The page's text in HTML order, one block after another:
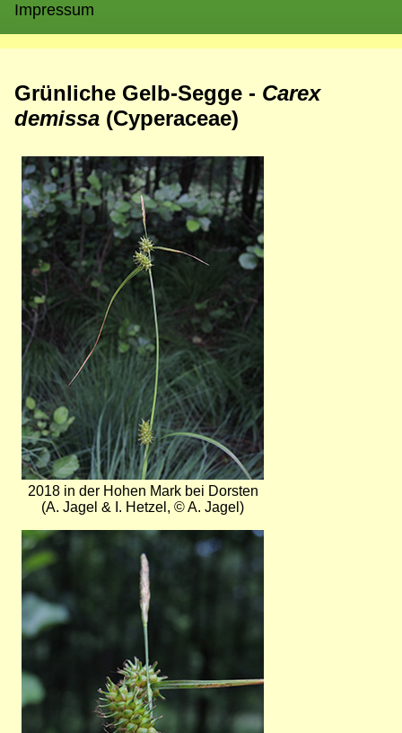
Impressum
Grünliche Gelb-Segge - Carex
demissa (Cyperaceae)
Bild
2018 in der Hohen Mark bei Dorsten
(A. Jagel & I. Hetzel, © A. Jagel)
Bild